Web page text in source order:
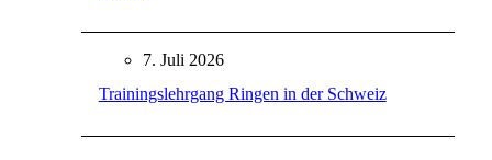
7. Juli 2026
Trainingslehrgang Ringen in der Schweiz